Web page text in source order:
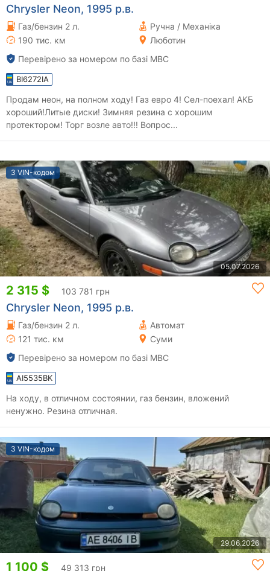
Chrysler Neon, 1995 р.в.
Газ/бензин 2 л.
Ручна / Механіка
190 тис. км
Люботин
Перевірено за номером по базі МВС
BI6272IA
Продам неон, на полном ходу! Газ евро 4! Сел-поехал! АКБ
хороший!Литые диски! Зимняя резина с хорошим
протектором! Торг возле авто!!! Вопрос...
З VIN-кодом
05.07.2026
2 315 $ 103 781 грн
Chrysler Neon, 1995 р.в.
Газ/бензин 2 л.
Автомат
121 тис. км
Суми
Перевірено за номером по базі МВС
AI5535BK
На ходу, в отличном состоянии, газ бензин, вложений
ненужно. Резина отличная.
З VIN-кодом
29.06.2026
1 100 $ 49 313 грн